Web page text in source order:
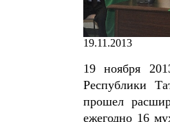
19.11.2013
19 ноября
Республики
прошел
ежегодно 16